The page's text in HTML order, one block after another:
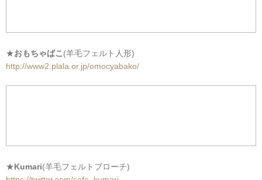
★おもちゃばこ (羊毛フェルト人形)
http://www2.plala.or.jp/omocyabako/
★Kumari(羊毛フェルトブローチ)